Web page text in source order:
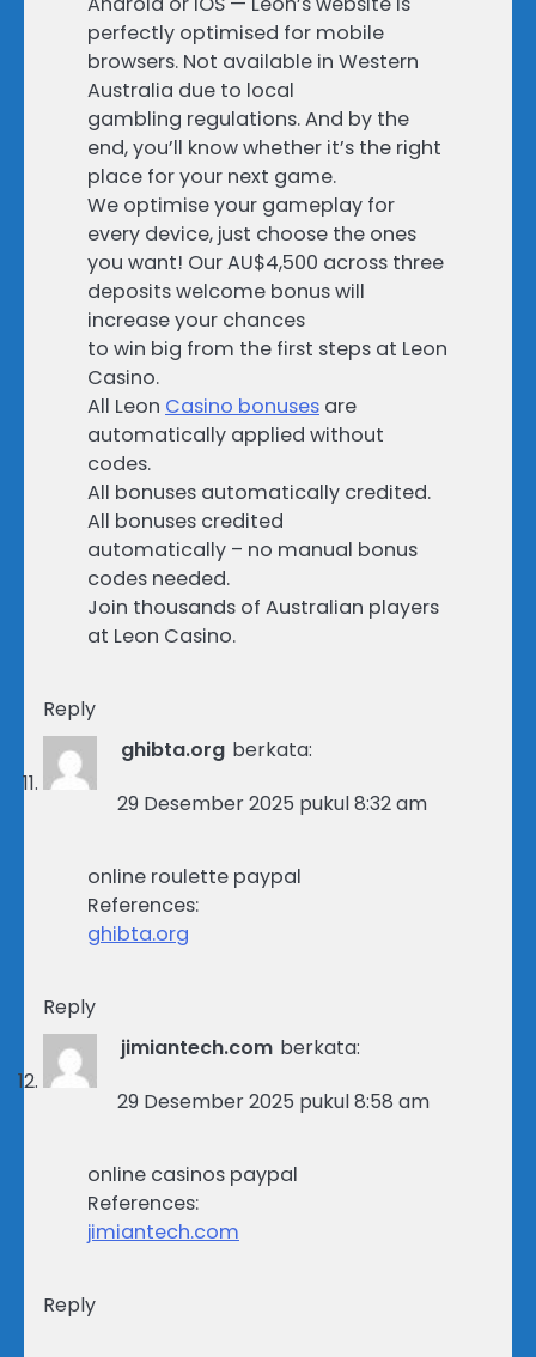
perfectly optimised for mobile
browsers. Not available in Western
Australia due to local
gambling regulations. And by the
end, you’ll know whether it’s the right
place for your next game.
We optimise your gameplay for
every device, just choose the ones
you want! Our AU$4,500 across three
deposits welcome bonus will
increase your chances
to win big from the first steps at Leon
Casino.
All Leon Casino bonuses are
automatically applied without
codes.
All bonuses automatically credited.
All bonuses credited
automatically – no manual bonus
codes needed.
Join thousands of Australian players
at Leon Casino.
Reply
ghibta.org berkata:
29 Desember 2025 pukul 8:32 am
online roulette paypal
References:
ghibta.org
Reply
jimiantech.com berkata:
29 Desember 2025 pukul 8:58 am
online casinos paypal
References:
jimiantech.com
Reply